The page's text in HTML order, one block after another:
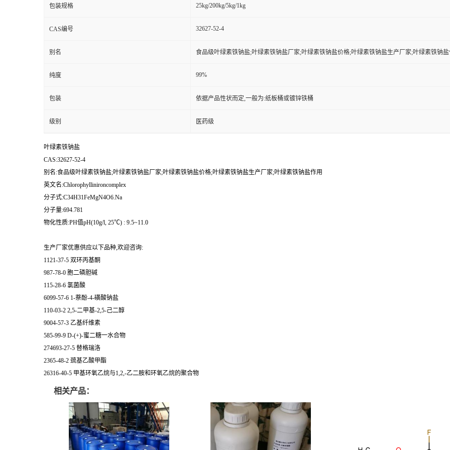
包装规格 25kg/200kg/5kg/1kg
CAS编号 32627-52-4
别名 食品级叶绿素铁钠盐;叶绿素铁钠盐厂家;叶绿素铁钠盐价格;叶绿素铁钠盐生产厂家;叶绿素铁钠
纯度 99%
包装 依据产品性状而定,一般为:纸板桶或镀锌铁桶
级别 医药级
叶绿素铁钠盐
CAS:32627-52-4
别名:食品级叶绿素铁钠盐;叶绿素铁钠盐厂家;叶绿素铁钠盐价格;叶绿素铁钠盐生产厂家;叶绿素铁钠盐作用
英文名:Chlorophyllinironcomplex
分子式:C34H31FeMgN4O6.Na
分子量:694.781
物化性质:PH值pH(10g/l, 25℃) : 9.5~11.0
生产厂家优惠供应以下品种,欢迎咨询:
1121-37-5 双环丙基酮
987-78-0 胞二磷胆碱
115-28-6 氯菌酸
6099-57-6 1-萘酚-4-磺酸钠盐
110-03-2 2,5-二甲基-2,5-己二醇
9004-57-3 乙基纤维素
585-99-9 D-(+)-蜜二糖一水合物
274693-27-5 替格瑞洛
2365-48-2 巯基乙酸甲酯
26316-40-5 甲基环氧乙烷与1,2,-乙二胺和环氧乙烷的聚合物
相关产品：